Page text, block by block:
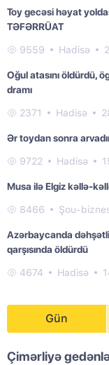
Toy gecəsi həyat
TƏFƏRRÜAT
9559 Hadisə
Oğul atasını öldürdü,
dramı
2371 Hadisə
Ər toydan sonra
9722 Hadisə
Musa ilə Elgiz kəllə-
8466 Şou-
Azərbaycanda dəhşətli
qarşısında öldürdü
4674 Hadisə
Gün
Çimərliyə